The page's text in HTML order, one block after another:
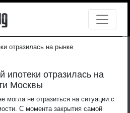
отразилась на рынке
ипотеки отразилась на
Москвы
могла не отразиться на ситуации с
С момента закрытия самой